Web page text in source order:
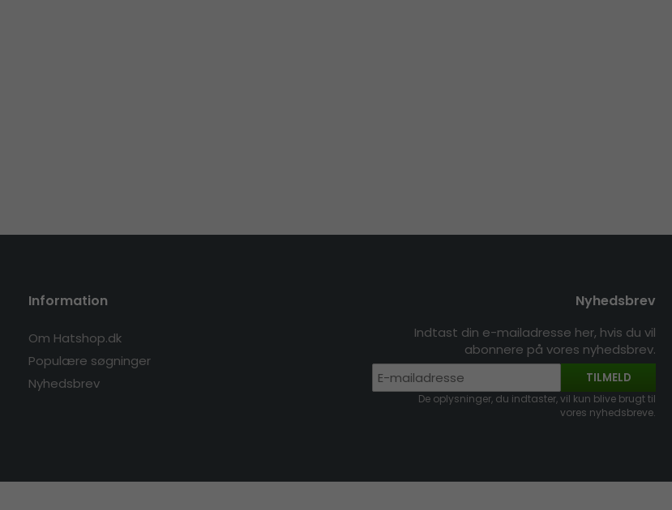
Information
Om Hatshop.dk
Populære søgninger
Nyhedsbrev
Nyhedsbrev
Indtast din e-mailadresse her, hvis du vil
abonnere på vores nyhedsbrev.
TILMELD
De oplysninger, du indtaster, vil kun blive brugt til
vores nyhedsbreve.